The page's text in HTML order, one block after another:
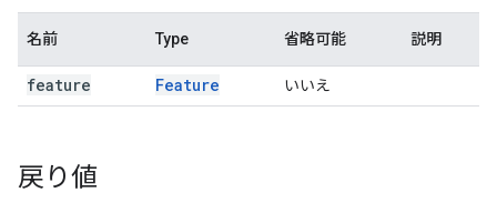
名前 Type 省略可能 説明
feature Feature いいえ
戻り値